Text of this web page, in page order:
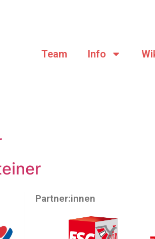
Team Info
Partner:innen